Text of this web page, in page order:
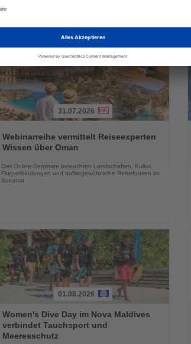
Sie
die
31.07.2026
Webinarreihe vermittelt Reiseexperten
Wissen über Oman
Drei Online-Seminare beleuchten Landschaften, Kultur,
Flugverbindungen und außergewöhnliche Reiseformen im
Sultanat
Sie
die
Nachrichten
01.08.2026
Women's Dive Day im Nova Maldives
verbindet Tauchsport und
Meeresschutz